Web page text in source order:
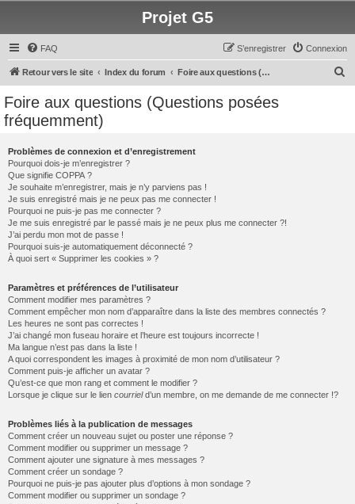
Projet G5
FAQ Connexion
S’enregistrer
Retour vers le site Index du forum Foire aux questions (Questions posées fréquemment)
Foire aux questions (Questions posées
fréquemment)
Problèmes de connexion et d’enregistrement
Pourquoi dois-je m’enregistrer ?
Que signifie COPPA ?
Je souhaite m’enregistrer, mais je n’y parviens pas !
Je suis enregistré mais je ne peux pas me connecter !
Pourquoi ne puis-je pas me connecter ?
Je me suis enregistré par le passé mais je ne peux plus me connecter ?!
J’ai perdu mon mot de passe !
Pourquoi suis-je automatiquement déconnecté ?
À quoi sert « Supprimer les cookies » ?
Paramètres et préférences de l’utilisateur
Comment modifier mes paramètres ?
Comment empêcher mon nom d’apparaître dans la liste des membres connectés ?
Les heures ne sont pas correctes !
J’ai changé mon fuseau horaire et l’heure est toujours incorrecte !
Ma langue n’est pas dans la liste !
A quoi correspondent les images à proximité de mon nom d’utilisateur ?
Comment puis-je afficher un avatar ?
Qu’est-ce que mon rang et comment le modifier ?
Lorsque je clique sur le lien courrield’un membre, on me demande de me connecter !?
Problèmes liés à la publication de messages
Comment créer un nouveau sujet ou poster une réponse ?
Comment modifier ou supprimer un message ?
Comment ajouter une signature à mes messages ?
Comment créer un sondage ?
Pourquoi ne puis-je pas ajouter plus d’options à mon sondage ?
Comment modifier ou supprimer un sondage ?